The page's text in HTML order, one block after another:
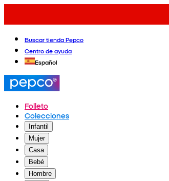
Buscar tienda Pepco
Centro de ayuda
Español
Folleto
Colecciones
Infantil
Mujer
Casa
Bebé
Hombre